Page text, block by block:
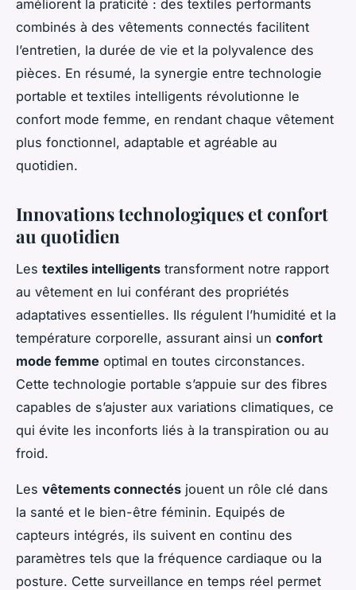
améliorent la praticité : des textiles performants
combinés à des vêtements connectés facilitent
l’entretien, la durée de vie et la polyvalence des
pièces. En résumé, la synergie entre technologie
portable et textiles intelligents révolutionne le
confort mode femme, en rendant chaque vêtement
plus fonctionnel, adaptable et agréable au
quotidien.
Innovations technologiques et confort
au quotidien
Les textiles intelligents transforment notre rapport
au vêtement en lui conférant des propriétés
adaptatives essentielles. Ils régulent l’humidité et la
température corporelle, assurant ainsi un confort
mode femme optimal en toutes circonstances.
Cette technologie portable s’appuie sur des fibres
capables de s’ajuster aux variations climatiques, ce
qui évite les inconforts liés à la transpiration ou au
froid.
Les vêtements connectés jouent un rôle clé dans
la santé et le bien-être féminin. Equipés de
capteurs intégrés, ils suivent en continu des
paramètres tels que la fréquence cardiaque ou la
posture. Cette surveillance en temps réel permet